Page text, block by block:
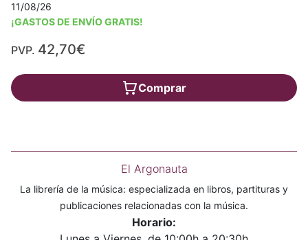
11/08/26
¡GASTOS DE ENVÍO GRATIS!
PVP. 42,70€
Comprar
El Argonauta
La librería de la música: especializada en libros, partituras y
publicaciones relacionadas con la música.
Horario: